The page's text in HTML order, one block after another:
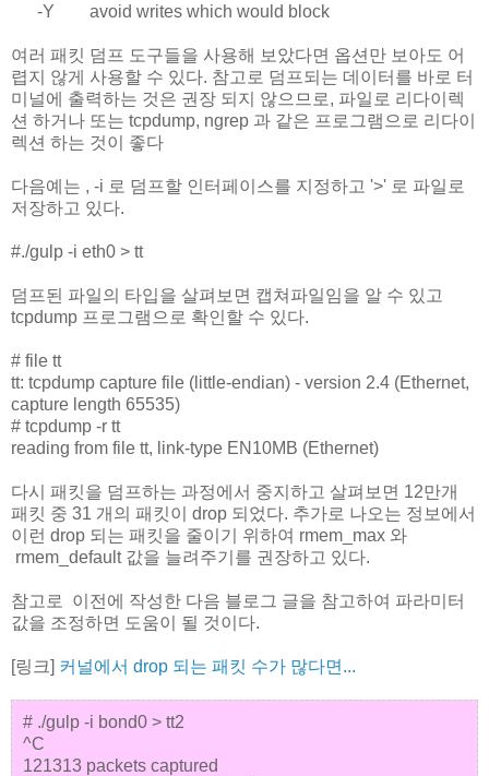
-Y avoid writes which would block
여러 패킷 덤프 도구들을 사용해 보았다면 옵션만 보아도 어
렵지 않게 사용할 수 있다. 참고로 덤프되는 데이터를 바로 터
미널에 출력하는 것은 권장 되지 않으므로, 파일로 리다이렉
션 하거나 또는 tcpdump, ngrep 과 같은 프로그램으로 리다이
렉션 하는 것이 좋다
다음예는 , -i 로 덤프할 인터페이스를 지정하고 '>' 로 파일로
저장하고 있다.
#./gulp -i eth0 > tt
덤프된 파일의 타입을 살펴보면 캡쳐파일임을 알 수 있고
tcpdump 프로그램으로 확인할 수 있다.
# file tt
tt: tcpdump capture file (little-endian) - version 2.4 (Ethernet,
capture length 65535)
# tcpdump -r tt
reading from file tt, link-type EN10MB (Ethernet)
다시 패킷을 덤프하는 과정에서 중지하고 살펴보면 12만개
패킷 중 31 개의 패킷이 drop 되었다. 추가로 나오는 정보에서
이런 drop 되는 패킷을 줄이기 위하여 rmem_max 와
rmem_default 값을 늘려주기를 권장하고 있다.
참고로 이전에 작성한 다음 블로그 글을 참고하여 파라미터
값을 조정하면 도움이 될 것이다.
[링크] 커널에서 drop 되는 패킷 수가 많다면...
# ./gulp -i bond0 > tt2
^C
121313 packets captured